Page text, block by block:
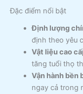
Đặc điểm nổi bật
Định lượng
định theo yêu
Vật liệu cao
tăng tuổi thọ
Vận hành bền
ngay cả trong